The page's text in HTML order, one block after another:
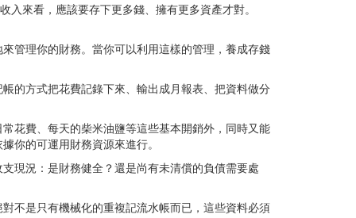
來看，應該要存下更多錢、擁有更多資產才對。
管理你的財務。當你可以利用這樣的管理，養成存錢
的方式把花費記錄下來、輸出成月報表、把資料做分
花費、每天的柴米油鹽等這些基本開銷外，同時又能
你的可運用財務資源來進行。
現況：是財務健全？還是尚有未清償的負債需要處
不是只有機械化的重複記流水帳而已，這些資料必須